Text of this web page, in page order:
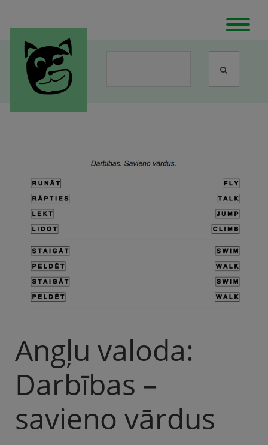
Angļu valoda:
Darbības –
savieno vārdus